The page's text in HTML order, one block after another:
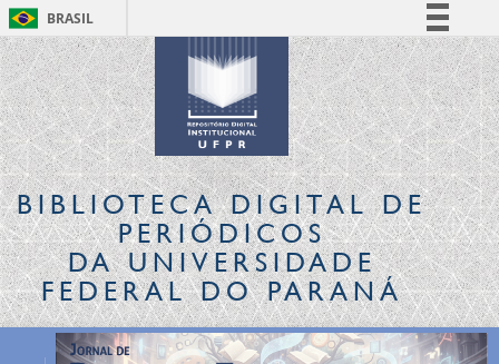
BRASIL
Simplifique!
Comunica BR
Participe
Acesso à informação
Legislação
Canais
BIBLIOTECA DIGITALDE
PERIÓDICOS
DA UNIVERSIDADE
FEDERAL DO PARANÁ